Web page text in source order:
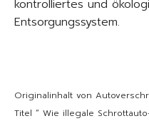
kontrolliertes und
Entsorgungssystem.
Originalinhalt von
Titel “ Wie illegale